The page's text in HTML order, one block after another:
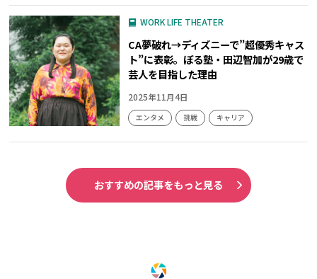
WORK LIFE THEATER
CA夢破れ→ディズニーで”超優秀キャス
ト”に表彰。ぼる塾・田辺智加が29歳で
芸人を目指した理由
2025年11月4日
エンタメ 挑戦 キャリア
おすすめの記事をもっと見る